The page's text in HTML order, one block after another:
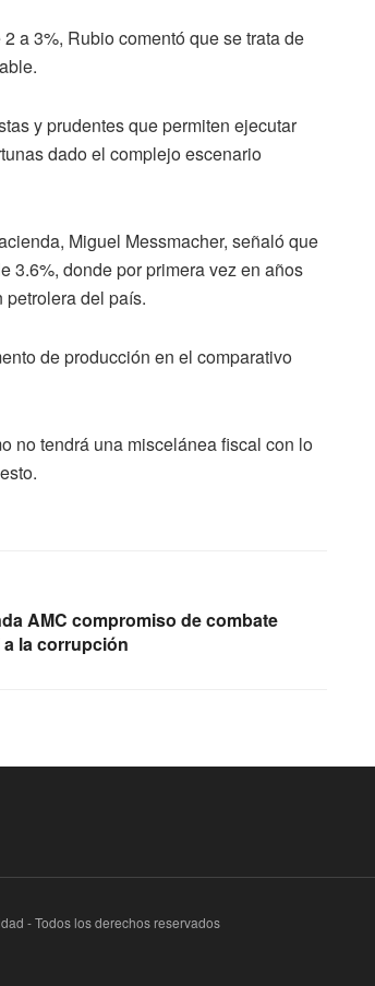
a 3%, Rubio comentó que se trata de
y prudentes que permiten ejecutar
dado el complejo escenario
Miguel Messmacher, señaló que
3.6%, donde por primera vez en años
petrolera del país.
de producción en el comparativo
no tendrá una miscelánea fiscal con lo
AMC compromiso de combate
la corrupción
- Todos los derechos reservados